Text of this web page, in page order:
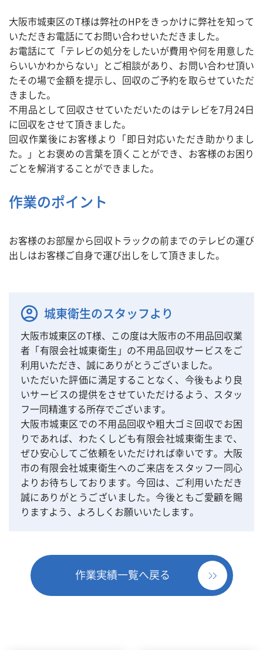
大阪市城東区のT様は弊社のHPをきっかけに弊社を知って
いただきお電話にてお問い合わせいただきました。
お電話にて「テレビの処分をしたいが費用や何を用意した
らいいかわからない」とご相談があり、お問い合わせ頂い
たその場で金額を提示し、回収のご予約を取らせていただ
きました。
不用品として回収させていただいたのはテレビを7月24日
に回収をさせて頂きました。
回収作業後にお客様より「即日対応いただき助かりまし
た。」とお褒めの言葉を頂くことができ、お客様のお困り
ごとを解消することができました。
作業のポイント
お客様のお部屋から回収トラックの前までのテレビの運び
出しはお客様ご自身で運び出しをして頂きました。
城東衛生のスタッフより
大阪市城東区のT様、この度は大阪市の不用品回収業
者「有限会社城東衛生」の不用品回収サービスをご
利用いただき、誠にありがとうございました。
いただいた評価に満足することなく、今後もより良
いサービスの提供をさせていただけるよう、スタッ
フ一同精進する所存でございます。
大阪市城東区での不用品回収や粗大ゴミ回収でお困
りであれば、わたくしども有限会社城東衛生まで、
ぜひ安心してご依頼をいただければ幸いです。大阪
市の有限会社城東衛生へのご来店をスタッフ一同心
よりお待ちしております。今回は、ご利用いただき
誠にありがとうございました。今後ともご愛顧を賜
りますよう、よろしくお願いいたします。
作業実績一覧へ戻る